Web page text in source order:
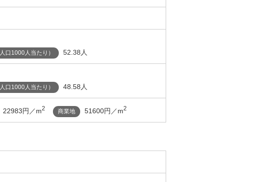
口1000人当たり） 52.38人
口1000人当たり） 48.58人
22983円／m2 商業地 51600円／m2